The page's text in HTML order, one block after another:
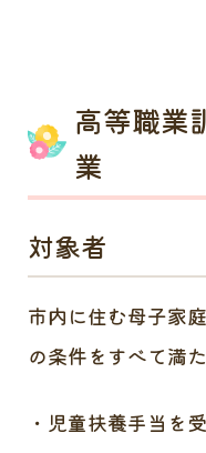
高等職業
業
対象者
市内に住む母子家
の条件をすべて満
児童扶養手当を